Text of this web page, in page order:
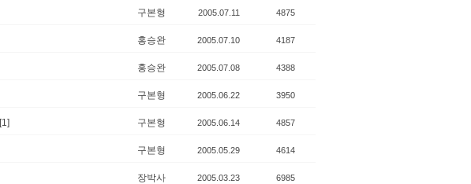
구본형 2005.07.11 4875
홍승완 2005.07.10 4187
홍승완 2005.07.08 4388
구본형 2005.06.22 3950
[1] 구본형 2005.06.14 4857
구본형 2005.05.29 4614
장박사 2005.03.23 6985